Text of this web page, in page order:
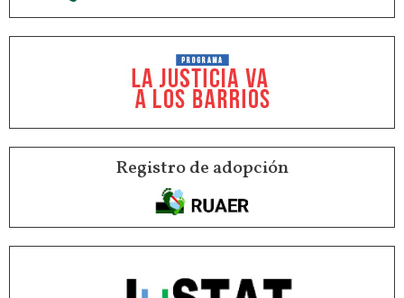
Registro de adopción